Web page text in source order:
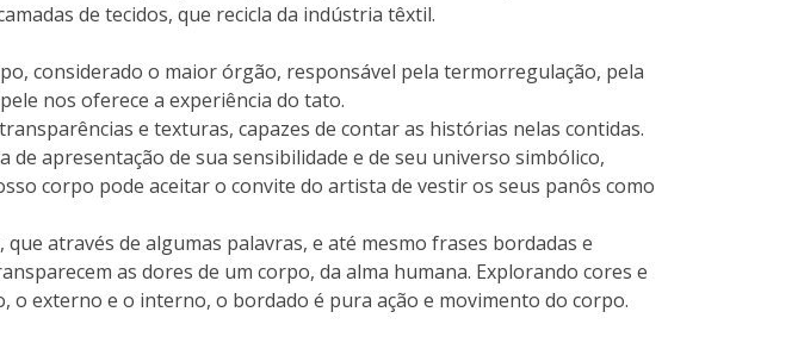
de tecidos, que recicla da indústria têxtil.
considerado o maior órgão, responsável pela termorregulação, pela
nos oferece a experiência do tato.
e texturas, capazes de contar as histórias nelas contidas.
apresentação de sua sensibilidade e de seu universo simbólico,
corpo pode aceitar o convite do artista de vestir os seus panôs como
através de algumas palavras, e até mesmo frases bordadas e
as dores de um corpo, da alma humana. Explorando cores e
o externo e o interno, o bordado é pura ação e movimento do corpo.